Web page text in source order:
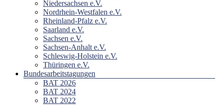
Niedersachsen e.V.
Nordrhein-Westfalen e.V.
Rheinland-Pfalz e.V.
Saarland e.V.
Sachsen e.V.
Sachsen-Anhalt e.V.
Schleswig-Holstein e.V.
Thüringen e.V.
Bundesarbeitstagungen
BAT 2026
BAT 2024
BAT 2022